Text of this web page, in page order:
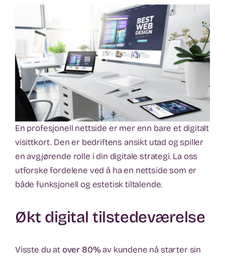
En profesjonell nettside er mer enn bare et digitalt
visittkort. Den er bedriftens ansikt utad og spiller
en avgjørende rolle i din digitale strategi. La oss
utforske fordelene ved å ha en nettside som er
både funksjonell og estetisk tiltalende.
Økt digital tilstedeværelse
Visste du at over 80%av kundene nå starter sin